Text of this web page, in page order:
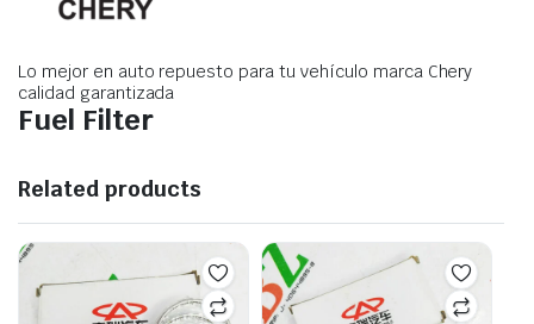
Lo mejor en auto repuesto para tu vehículo marca Chery
calidad garantizada
Fuel Filter
Related products